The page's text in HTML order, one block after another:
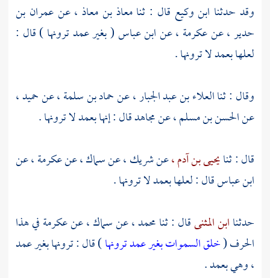
وقد حدثنا ابن وكيع قال : ثنامعاذ بن معاذ ،عنعمران بن
حدير ،عنعكرمة ،عنابن عباس( بغير عمد ترونها ) قال :
لعلها بعمد لا ترونها .
وقال : ثناالعلاء بن عبد الجبار ،عنحماد بن سلمة ،عنحميد ،
عنالحسن بن مسلم ،عنمجاهدقال : إنها بعمد لا ترونها .
قال : ثنايحيى بن آدم ،عنشريك ،عنسماك ،عنعكرمة ،عن
ابن عباسقال : لعلها بعمد لا ترونها .
حدثناابن المثنىقال : ثنامحمد ،عنسماك ،عنعكرمةفي هذا
الحرف (خلق السموات بغير عمد ترونها) قال : ترونها بغير عمد
، وهي بعمد .